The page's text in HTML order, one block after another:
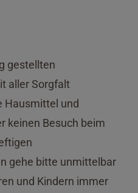
gestellten
aller Sorgfalt
Hausmittel und
keinen Besuch beim
gehe bitte unmittelbar
und Kindern immer